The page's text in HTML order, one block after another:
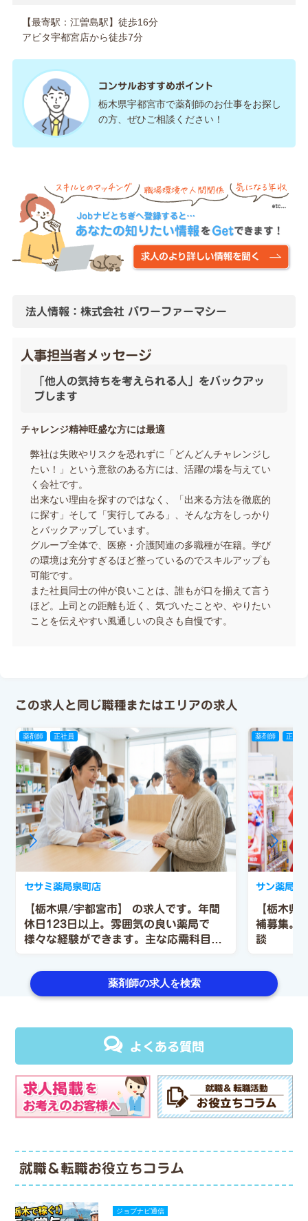
【最寄駅：江曽島駅】徒歩16分
アピタ宇都宮店から徒歩7分
コンサルおすすめポイント
栃木県宇都宮市で薬剤師のお仕事をお探し
の方、ぜひご相談ください！
法人情報：株式会社 パワーファーマシー
人事担当者メッセージ
「他人の気持ちを考えられる人」をバックアッ
プします
チャレンジ精神旺盛な方には最適
弊社は失敗やリスクを恐れずに「どんどんチャレンジし
たい！」という意欲のある方には、活躍の場を与えてい
く会社です。
出来ない理由を探すのではなく、「出来る方法を徹底的
に探す」そして「実行してみる」、そんな方をしっかり
とバックアップしています。
グループ全体で、医療・介護関連の多職種が在籍。学び
の環境は充分すぎるほど整っているのでスキルアップも
可能です。
また社員同士の仲が良いことは、誰もが口を揃えて言う
ほど。上司との距離も近く、気づいたことや、やりたい
ことを伝えやすい風通しいの良さも自慢です。
この求人と同じ職種またはエリアの求人
薬剤師 正社員
【栃木県/宇都宮市】 の求人です。年間
休日123日以上。雰囲気の良い薬局で
様々な経験ができます。主な応需科目
セサミ薬局泉町店
薬剤師 正社員
【栃木県
補募集。
談
サン薬局上
薬剤師の求人を検索
よくある質問
就職＆転職お役立ちコラム
ジョブナビ通信